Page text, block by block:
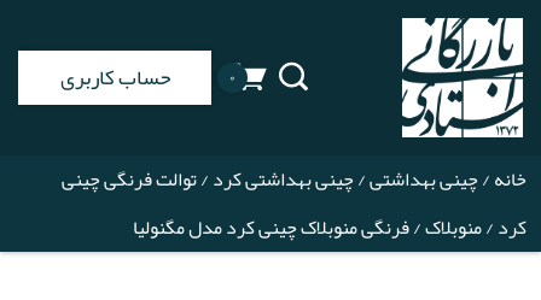
۰ حساب کاربری
خانه/چینی بهداشتی/چینی بهداشتی کرد/توالت فرنگی چینی
کرد/منوبلاک/ فرنگی منوبلاک چینی کرد مدل مگنولیا